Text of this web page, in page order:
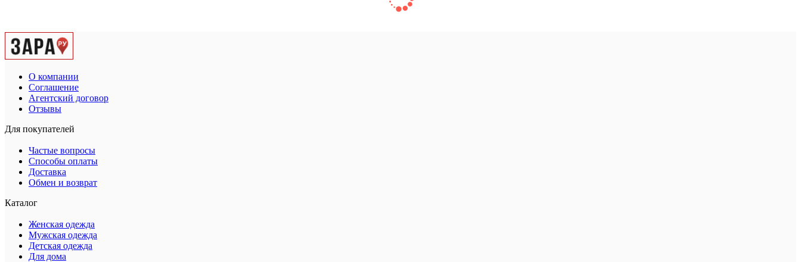
О компании
Соглашение
Агентский договор
Отзывы
Для покупателей
Частые вопросы
Способы оплаты
Доставка
Обмен и возврат
Каталог
Женская одежда
Мужская одежда
Детская одежда
Для дома